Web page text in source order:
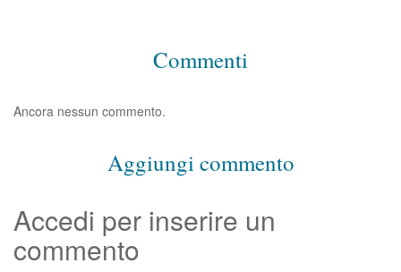
Commenti
Ancora nessun commento.
Aggiungi commento
Accedi per inserire un
commento